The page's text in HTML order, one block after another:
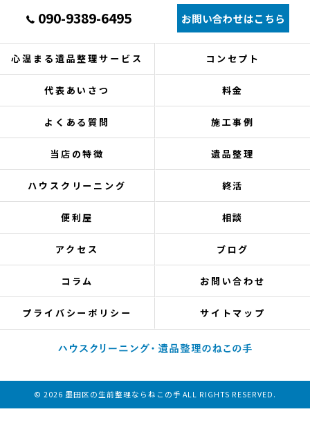
090-9389-6495 お問い合わせはこちら
心温まる遺品整理サービス コンセプト
代表あいさつ 料金
よくある質問 施工事例
当店の特徴 遺品整理
ハウスクリーニング 終活
便利屋 相談
アクセス ブログ
コラム お問い合わせ
プライバシーポリシー サイトマップ
© 2026 墨田区の生前整理ならねこの手 ALL RIGHTS RESERVED.